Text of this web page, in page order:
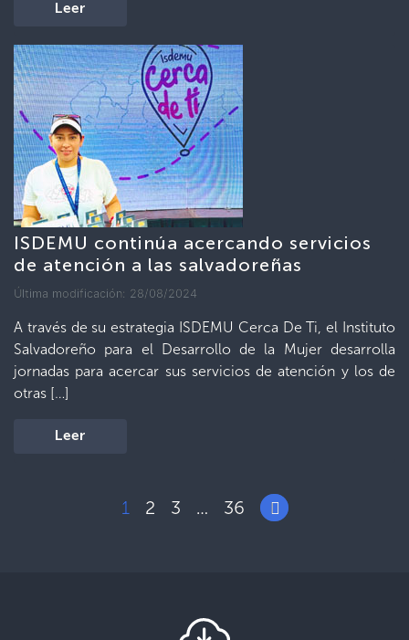
Leer
ISDEMU continúa acercando servicios
de atención a las salvadoreñas
Última modificación: 28/08/2024
A través de su estrategia ISDEMU Cerca De Ti, el Instituto
Salvadoreño para el Desarrollo de la Mujer desarrolla
jornadas para acercar sus servicios de atención y los de
otras […]
Leer
1 2 3 … 36